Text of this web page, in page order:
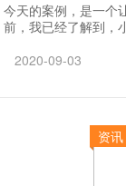
今天的案例，是一个
前，我已经了解到，
2020-09-03
资讯